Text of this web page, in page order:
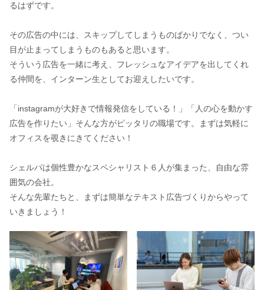
るはずです。
その広告の中には、スキップしてしまうものばかりでなく、つい
目が止まってしまうものもあると思います。
そういう広告を一緒に考え、フレッシュなアイデアを出してくれ
る仲間を、インターン生としてお迎えしたいです。
「instagramが大好きで情報発信をしている！」「人の心を動かす
広告を作りたい」そんな方がピッタリの職場です。まずは気軽に
オフィスを覗きにきてください！
シェルパは個性豊かなスペシャリスト６人が集まった、自由な雰
囲気の会社。
そんな先輩たちと、まずは簡単なテキスト広告づくりからやって
いきましょう！